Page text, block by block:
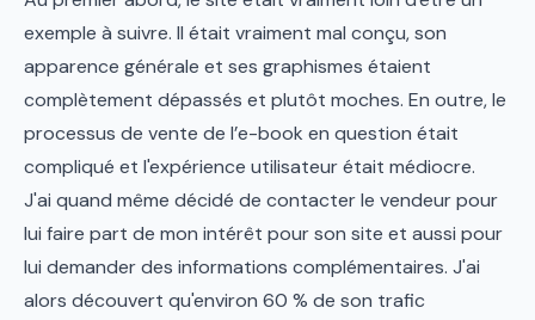
exemple à suivre. Il était vraiment mal conçu, son
apparence générale et ses graphismes étaient
complètement dépassés et plutôt moches. En outre, le
processus de vente de l’e-book en question était
compliqué et l'expérience utilisateur était médiocre.
J'ai quand même décidé de contacter le vendeur pour
lui faire part de mon intérêt pour son site et aussi pour
lui demander des informations complémentaires. J'ai
alors découvert qu'environ 60 % de son trafic